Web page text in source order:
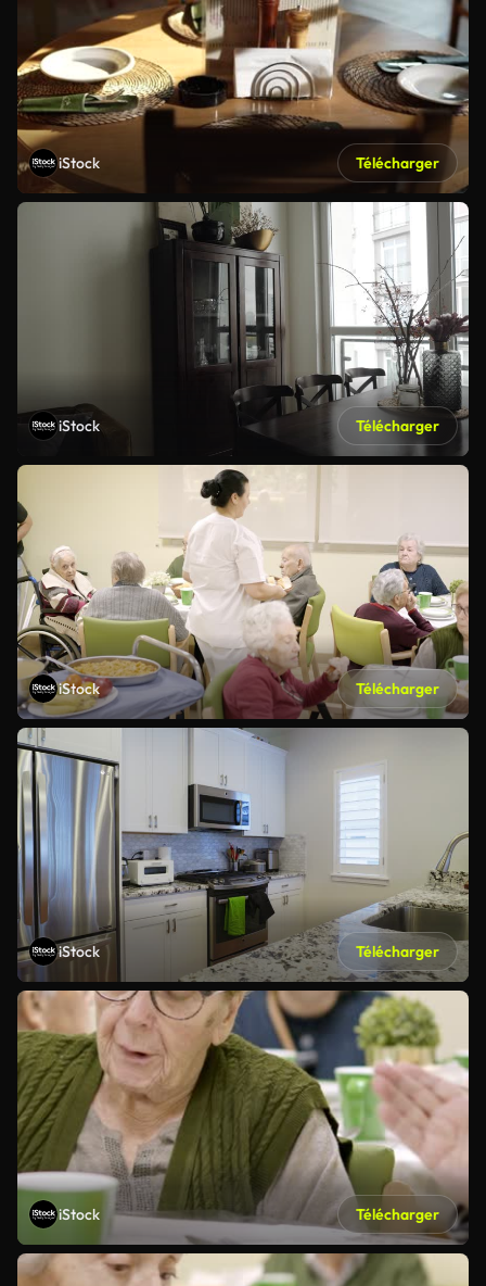
iStock Télécharger
iStock Télécharger
iStock Télécharger
iStock Télécharger
iStock Télécharger